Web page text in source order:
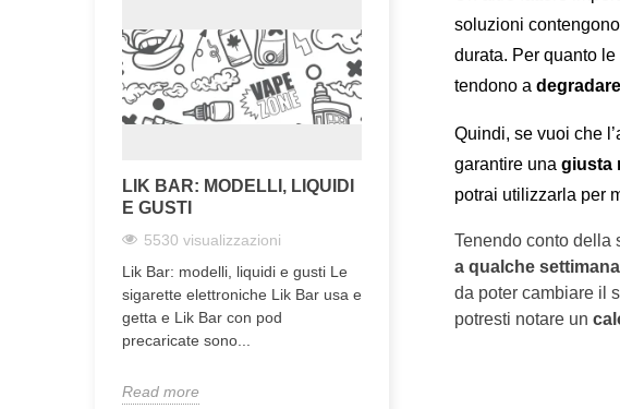
LIK BAR: MODELLI, LIQUIDI
E GUSTI
5530 visualizzazioni
Lik Bar: modelli, liquidi e gusti Le
sigarette elettroniche Lik Bar usa e
getta e Lik Bar con pod
precaricate sono...
Read more
soluzioni
durata. Per quanto
tendono a degradare
Quindi, se vuoi che
garantire una giusta
potrai utilizzarla per
Tenendo conto della
a qualche settimana
da poter cambiare il
potresti notare un